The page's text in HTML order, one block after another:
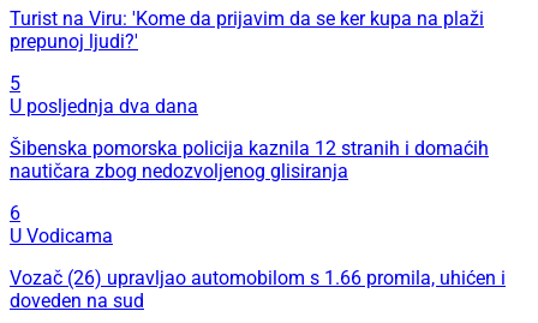
Turist na Viru: 'Kome da prijavim da se ker kupa na plaži
prepunoj ljudi?'
5
U posljednja dva dana
Šibenska pomorska policija kaznila 12 stranih i domaćih
nautičara zbog nedozvoljenog glisiranja
6
U Vodicama
Vozač (26) upravljao automobilom s 1.66 promila, uhićen i
doveden na sud